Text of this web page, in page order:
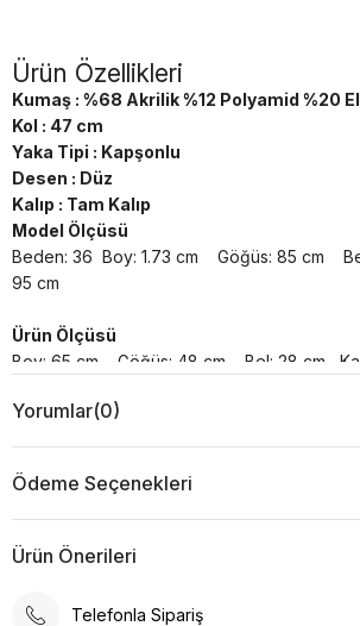
Ürün Özellikleri
Kumaş : %68 Akrilik %12 Polyamid %20
Kol : 47 cm
Yaka Tipi : Kapşonlu
Desen : Düz
Kalıp : Tam Kalıp
Model Ölçüsü
Beden: 36 Boy: 1.73 cm Göğüs: 85 cm
95 cm
Ürün Ölçüsü
Boy: 65 cm Göğüs: 48 cm Bel: 28 cm
Yıkama Talimatı :
Kuru Temizleme , Trikloretilen
Kullanınız
Düşük Isıda Ütüleme Yapınız
Yorumlar(0)
Ödeme Seçenekleri
Ürün Önerileri
Telefonla Sipariş